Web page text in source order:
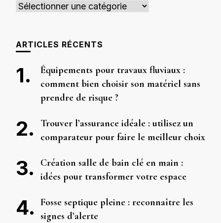
Catégories
ARTICLES RÉCENTS
Équipements pour travaux fluviaux :
comment bien choisir son matériel sans
prendre de risque ?
Trouver l’assurance idéale : utilisez un
comparateur pour faire le meilleur choix
Création salle de bain clé en main :
idées pour transformer votre espace
Fosse septique pleine : reconnaître les
signes d’alerte